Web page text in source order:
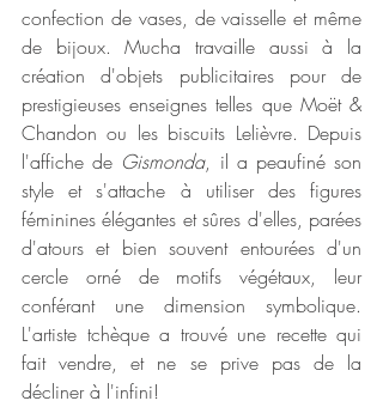
confection de vases, de vaisselle et même
de bijoux. Mucha travaille aussi à la
création d'objets publicitaires pour de
prestigieuses enseignes telles que Moët &
Chandon ou les biscuits Lelièvre. Depuis
l'affiche de Gismonda, il a peaufiné son
style et s'attache à utiliser des figures
féminines élégantes et sûres d'elles, parées
d'atours et bien souvent entourées d'un
cercle orné de motifs végétaux, leur
conférant une dimension symbolique.
L'artiste tchèque a trouvé une recette qui
fait vendre, et ne se prive pas de la
décliner à l'infini!